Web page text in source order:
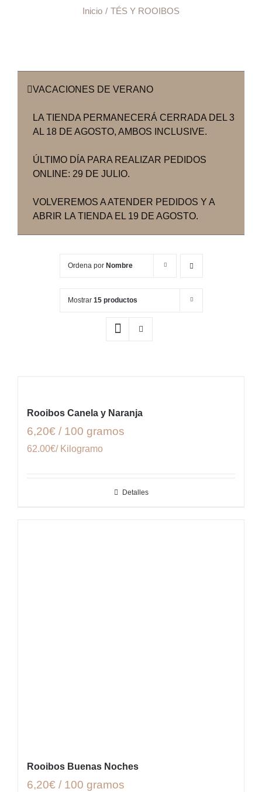
Inicio TÉS Y ROOIBOS
VACACIONES DE VERANO
LA TIENDA PERMANECERÁ CERRADA DEL 3
AL 18 DE AGOSTO, AMBOS INCLUSIVE.
ÚLTIMO DÍA PARA REALIZAR PEDIDOS
ONLINE: 29 DE JULIO.
VOLVEREMOS A ATENDER PEDIDOS Y A
ABRIR LA TIENDA EL 19 DE AGOSTO.
Ordena por Nombre
Mostrar 15 productos
Rooibos Canela y Naranja
6,20€ / 100 gramos
62.00€/ Kilogramo
Detalles
Rooibos Buenas Noches
6,20€ / 100 gramos